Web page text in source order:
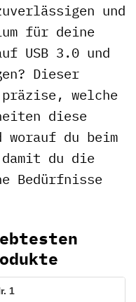
und
für deine
USB 3.0 und
Dieser
welche
diese
du beim
du die
Bedürfnisse
1